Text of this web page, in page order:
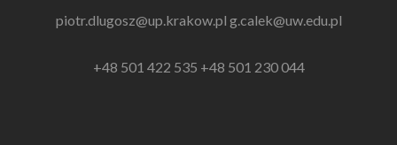
piotr.dlugosz@up.krakow.pl g.calek@uw.edu.pl
+48 501 422 535 +48 501 230 044